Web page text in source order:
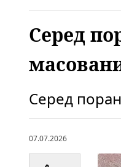
Серед
Cеред
07.07.2026